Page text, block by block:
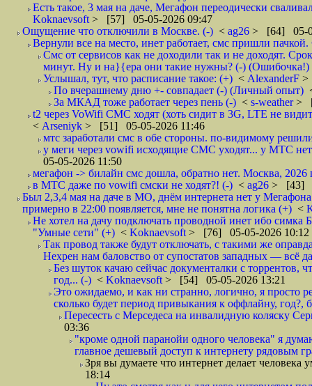
Есть такое, 3 мая на даче, Мегафон переодически
Koknaevsoft > [57] 05-05-2026 09:47
Ощущение что отключили в Москве. (-) < ag26 > [64] 05-
Вернули все на место, инет работает, смс пришли
Смс от сервисов как не доходили так и не доходят.
минут. Ну и на}{ера они такие нужны? (-) (Ошибочка!)
Услышал, тут, что расписание такое: (+) < AlexanderF >
По вчерашнему дню +- совпадает (-) (Личный опыт)
За МКАД тоже работает через пень (-) < s-weather>
t2 через VoWifi СМС ходят (хоть сидит в 3G, LTE не
< Arseniyk > [51] 05-05-2026 11:46
мтс заработали смс в обе стороны. по-видимому
у меги через vowifi исходящие СМС уходят... у МТС
05-05-2026 11:50
мегафон -> билайн смс дошла, обратно нет. Москва, 2026
в МТС даже по vowifi смски не ходят?! (-) < ag26 > [43]
Был 2,3,4 мая на даче в МО, днём интернета нет у
примерно в 22:00 появляется, мне не понятна логика (+) <
Не хотел на дачу подключать проводной инет ибо симка
"Умные сети" (+) < Koknaevsoft > [76] 05-05-2026 10:12
Так провод также будут отключать, с такими же
Нехрен нам баловство от супостатов западных — всё
Без шуток качаю сейчас документалки с торрентов,
год... (-) < Koknaevsoft > [54] 05-05-2026 13:21
Это ожидаемо, и как ни странно, логично, я просто
сколько будет период привыкания к оффлайну, год?,
Пересесть с Мерседеса на инвалидную коляску
03:36
"кроме одной паранойи одного человека" я
главное дешевый доступ к интернету рядовым
Зря вы думаете что интернет делает
18:14